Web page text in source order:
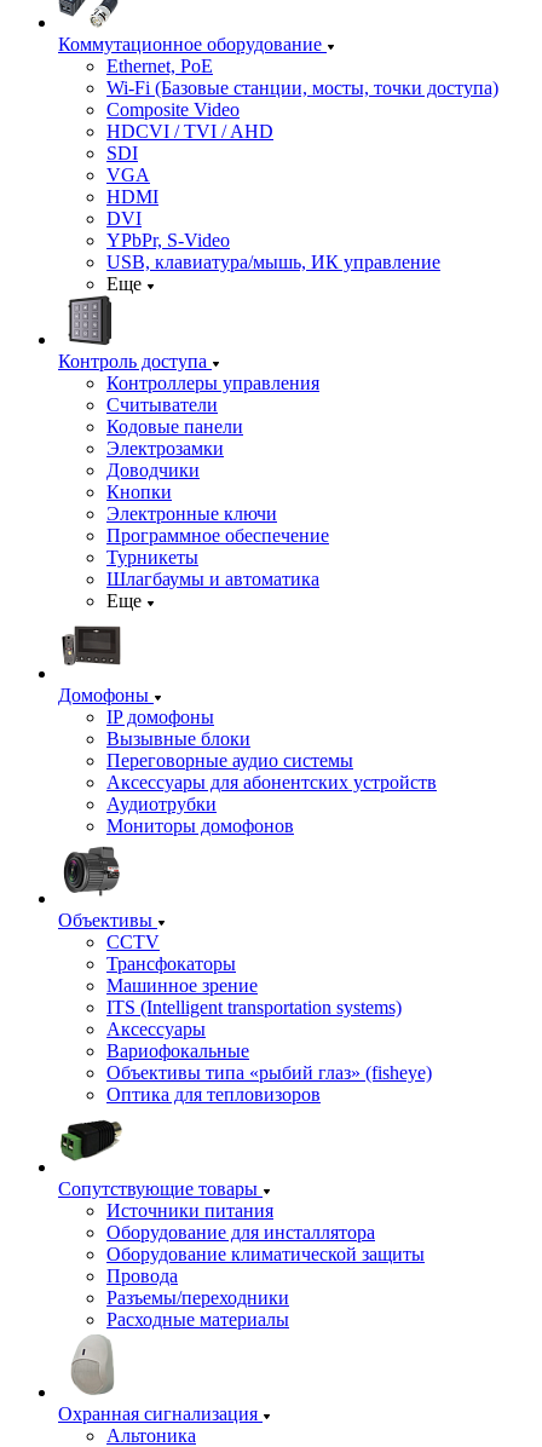
Коммутационное оборудование
Ethernet, PoE
Wi-Fi (Базовые станции, мосты, точки доступа)
Composite Video
HDCVI / TVI / AHD
SDI
VGA
HDMI
DVI
YPbPr, S-Video
USB, клавиатура/мышь, ИК управление
Еще
Контроль доступа
Контроллеры управления
Считыватели
Кодовые панели
Электрозамки
Доводчики
Кнопки
Электронные ключи
Программное обеспечение
Турникеты
Шлагбаумы и автоматика
Еще
Домофоны
IP домофоны
Вызывные блоки
Переговорные аудио системы
Аксессуары для абонентских устройств
Аудиотрубки
Мониторы домофонов
Объективы
CCTV
Трансфокаторы
Машинное зрение
ITS (Intelligent transportation systems)
Аксессуары
Вариофокальные
Объективы типа «рыбий глаз» (fisheye)
Оптика для тепловизоров
Сопутствующие товары
Источники питания
Оборудование для инсталлятора
Оборудование климатической защиты
Провода
Разъемы/переходники
Расходные материалы
Охранная сигнализация
Альтоника